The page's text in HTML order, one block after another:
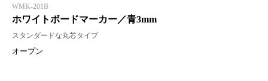
WMK-201B
ホワイトボードマーカー／青3mm
スタンダードな丸芯タイプ
オープン